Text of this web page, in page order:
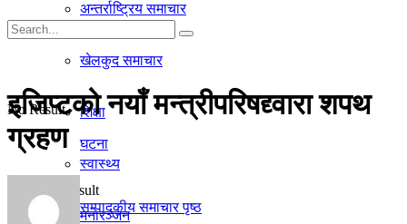
अन्तर्राष्ट्रिय समाचार
खेलकुद समाचार
शिक्षा
स्वास्थ्य
मनाेरञ्जन
गृहपृष्ठ
घटना
सम्पादकीय समाचार पृष्ठ
No Result
View All Result
इजिप्टको नयाँ मन्त्रीपरिषद्द्वारा शपथ
ग्रहण